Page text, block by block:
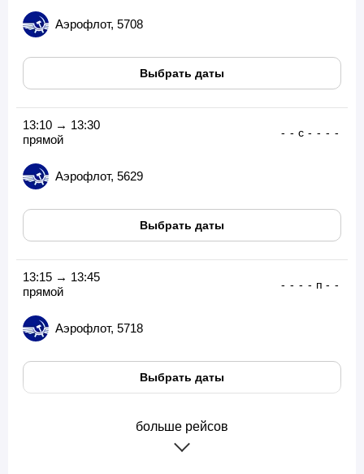
Аэрофлот, 5708
Выбрать даты
13:10 → 13:30
прямой
Аэрофлот, 5629
- - с - - - -
Выбрать даты
13:15 → 13:45
прямой
Аэрофлот, 5718
- - - - п - -
Выбрать даты
больше рейсов